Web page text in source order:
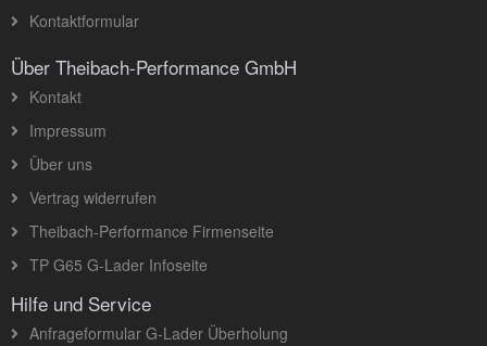
Kontaktformular
Über Theibach-Performance GmbH
Kontakt
Impressum
Über uns
Vertrag widerrufen
Theibach-Performance Firmenseite
TP G65 G-Lader Infoseite
Hilfe und Service
Anfrageformular G-Lader Überholung